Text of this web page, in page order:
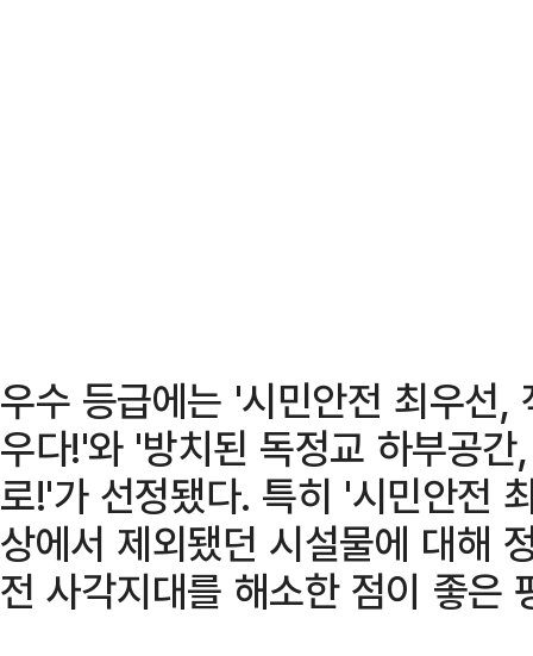
우수 등급에는 '시민안전 최우선,
우다!'와 '방치된 독정교 하부공
로!'가 선정됐다. 특히 '시민안전
상에서 제외됐던 시설물에 대해
전 사각지대를 해소한 점이 좋은